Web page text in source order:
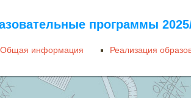
программы
Общая информация Реализация